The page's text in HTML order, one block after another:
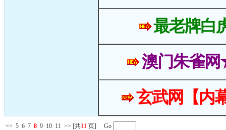
最老牌白
澳门朱雀
玄武网【内
<< 5 6 7 8 9 10 11 >> [共11 页] Go